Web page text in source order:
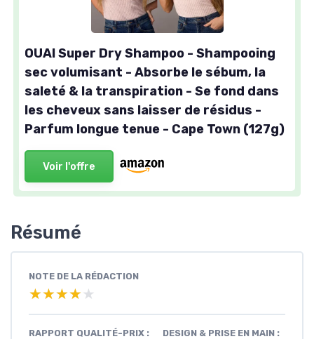
OUAI Super Dry Shampoo - Shampooing
sec volumisant - Absorbe le sébum, la
saleté & la transpiration - Se fond dans
les cheveux sans laisser de résidus -
Parfum longue tenue - Cape Town (127g)
Voir l'offre
Résumé
NOTE DE LA RÉDACTION
★★★★★
★★★★★
RAPPORT QUALITÉ-PRIX :
DESIGN & PRISE EN MAIN :